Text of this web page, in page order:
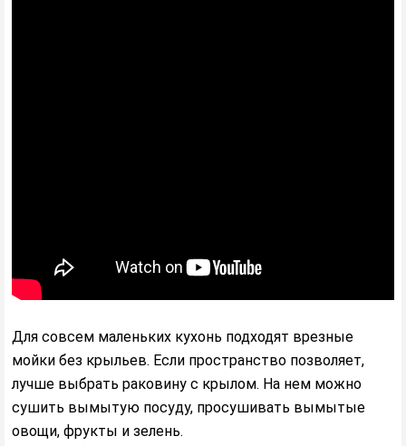
Для совсем маленьких кухонь подходят врезные
мойки без крыльев. Если пространство позволяет,
лучше выбрать раковину с крылом. На нем можно
сушить вымытую посуду, просушивать вымытые
овощи, фрукты и зелень.